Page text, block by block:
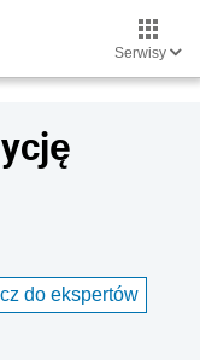
Serwisy
do ekspertów